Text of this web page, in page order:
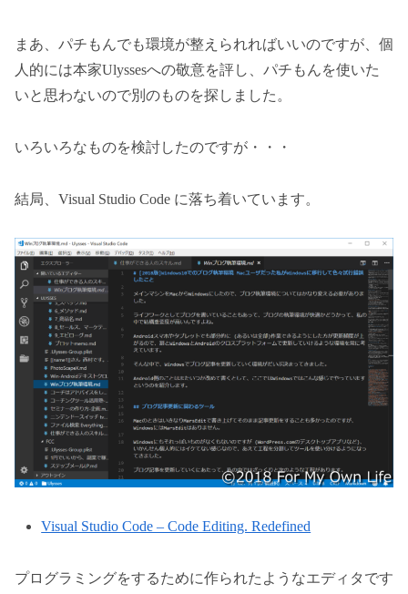
まあ、パチもんでも環境が整えられればいいのですが、個
人的には本家Ulyssesへの敬意を評し、パチもんを使いた
いと思わないので別のものを探しました。
いろいろなものを検討したのですが・・・
結局、Visual Studio Code に落ち着いています。
Visual Studio Code – Code Editing. Redefined
プログラミングをするために作られたようなエディタです